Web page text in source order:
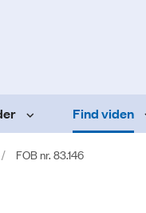
Find viden
FOB nr. 83.146